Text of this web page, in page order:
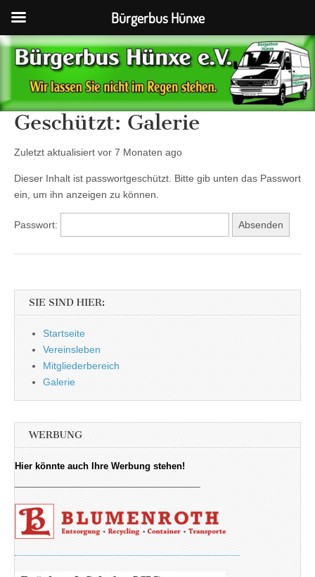
Bürgerbus
Hünxe
Geschützt: Galerie
Zuletzt aktualisiert vor 7 Monaten ago
Dieser Inhalt ist passwortgeschützt. Bitte gib unten das Passwort
ein, um ihn anzeigen zu können.
Passwort:
SIE SIND HIER:
Startseite
Vereinsleben
Mitgliederbereich
Galerie
WERBUNG
Hier könnte auch Ihre Werbung stehen!
Bürgerbus Hünxe